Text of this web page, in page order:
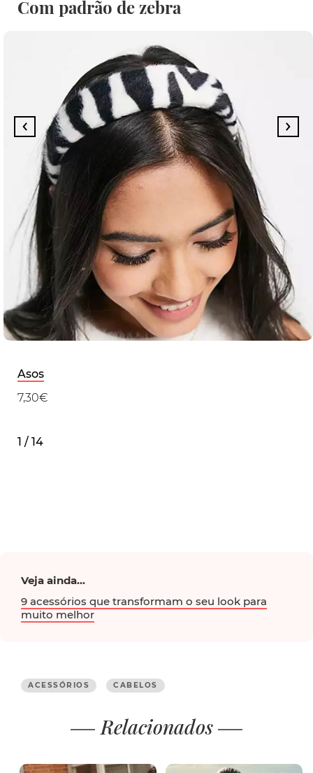
Com padrão de zebra
Asos
7,30€
1 / 14
Veja ainda...
9 acessórios que transformam o seu look para
muito melhor
ACESSÓRIOS CABELOS
Relacionados